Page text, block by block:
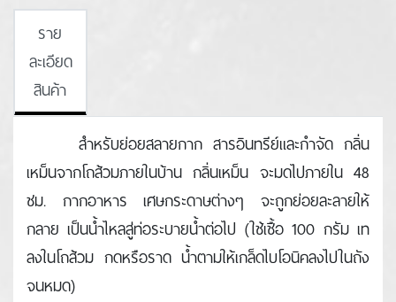
ราย
ละเอียด
สินค้า
สําหรับย่อยสลายกาก สารอินทรีย์และกําจัด กลิ่น
เหม็นจากโถส้วมภายในบ้าน กลิ่นเหม็น จะมดไปภายใน 48
ชม. กากอาหาร เศษกระดาษต่างๆ จะถูกย่อยละลายให้
กลาย เป็นน้ำไหลสู่ท่อระบายน้ำต่อไป (ใช้เชื้อ 100 กรัม เท
ลงในโถส้วม กดหรือราด น้ำตามให้เกล็ดไบโอนิคลงไปในถัง
จนหมด)